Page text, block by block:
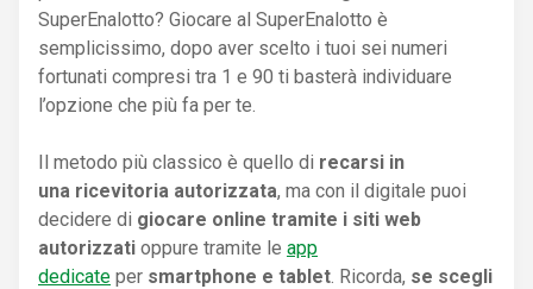
SuperEnalotto? Giocare al SuperEnalotto è
semplicissimo, dopo aver scelto i tuoi sei numeri
fortunati compresi tra 1 e 90 ti basterà individuare
l’opzione che più fa per te.
Il metodo più classico è quello di recarsi in
una ricevitoria autorizzata, ma con il digitale puoi
decidere di giocare online tramite i siti web
autorizzati oppure tramite le app
dedicate per smartphone e tablet . Ricorda, se scegli